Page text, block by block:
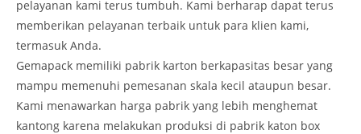
pelayanan kami terus tumbuh. Kami berharap dapat terus
memberikan pelayanan terbaik untuk para klien kami,
termasuk Anda.
Gemapack memiliki pabrik karton berkapasitas besar yang
mampu memenuhi pemesanan skala kecil ataupun besar.
Kami menawarkan harga pabrik yang lebih menghemat
kantong karena melakukan produksi di pabrik katon box